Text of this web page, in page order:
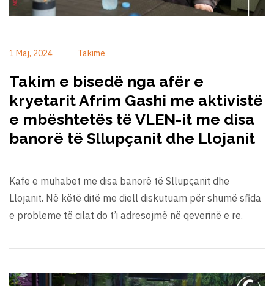
1 Maj, 2024 Takime
Takim e bisedë nga afër e
kryetarit Afrim Gashi me aktivistë
e mbështetës të VLEN-it me disa
banorë të Sllupçanit dhe Llojanit
Kafe e muhabet me disa banorë të Sllupçanit dhe
Llojanit. Në këtë ditë me diell diskutuam për shumë sfida
e probleme të cilat do t’i adresojmë në qeverinë e re.